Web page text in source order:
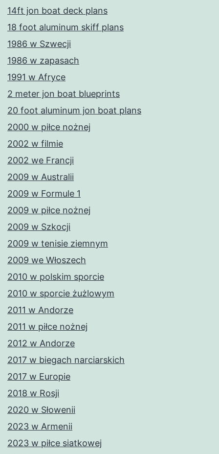
14ft jon boat deck plans
18 foot aluminum skiff plans
1986 w Szwecji
1986 w zapasach
1991 w Afryce
2 meter jon boat blueprints
20 foot aluminum jon boat plans
2000 w piłce nożnej
2002 w filmie
2002 we Francji
2009 w Australii
2009 w Formule 1
2009 w piłce nożnej
2009 w Szkocji
2009 w tenisie ziemnym
2009 we Włoszech
2010 w polskim sporcie
2010 w sporcie żużlowym
2011 w Andorze
2011 w piłce nożnej
2012 w Andorze
2017 w biegach narciarskich
2017 w Europie
2018 w Rosji
2020 w Słowenii
2023 w Armenii
2023 w piłce siatkowej